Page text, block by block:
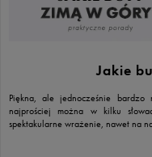
Jakie
Piękna, ale jednocześnie
najprościej można w kilku
spektakularne wrażenie, nawet na